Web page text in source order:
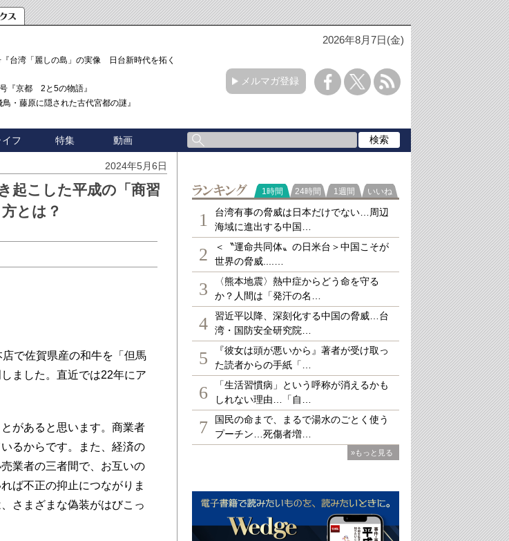
2026年8月7日(金)
台湾「麗しの島」の実像 日台新時代を拓く「3
『京都 2と5の物語』
・藤原に隠された古代宮都の謎』
メルマガ登録
イフ 特集 動画
2024年5月6日
起こした平成の「商習
とは？
で佐賀県産の和牛を「但馬
ました。直近では22年にア
があると思います。商業者
るからです。また、経済の
業者の三者間で、お互いの
ば不正の抑止につながりま
さまざまな偽装がはびこっ
ランキング
1時間 24時間 1週間 いいね
1
台湾有事の脅威は日本だけでない…周辺
海域に進出する中国…
2
＜〝運命共同体〟の日米台＞中国こそが
世界の脅威....…
3
〈熊本地震〉熱中症からどう命を守る
か？人間は「発汗の名…
4
習近平以降、深刻化する中国の脅威…台
湾・国防安全研究院…
5
『彼女は頭が悪いから』著者が受け取っ
た読者からの手紙「…
6
「生活習慣病」という呼称が消えるかも
しれない理由…「自…
7
国民の命まで、まるで湯水のごとく使う
プーチン…死傷者増…
»もっと見る